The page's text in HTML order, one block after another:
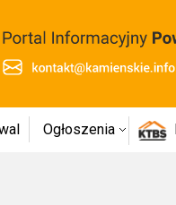
Ogłoszenia